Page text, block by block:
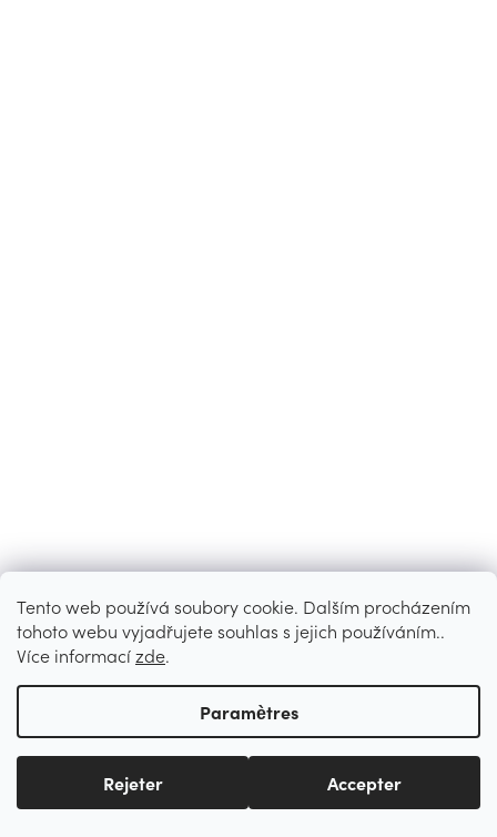
Tento web používá soubory cookie. Dalším procházením
tohoto webu vyjadřujete souhlas s jejich používáním..
Více informacízde.
Paramètres
Rejeter Accepter